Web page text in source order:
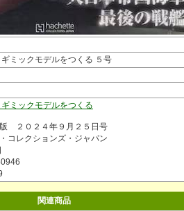
ミックモデルをつくる ５号
ミックモデルをつくる
２０２４年９月２５日号
コレクションズ・ジャパン
関連商品